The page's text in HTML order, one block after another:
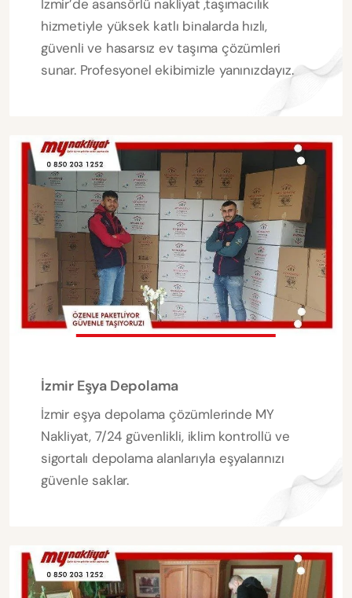
İzmir’de asansörlü nakliyat ,taşımacılık
hizmetiyle yüksek katlı binalarda hızlı,
güvenli ve hasarsız ev taşıma çözümleri
sunar. Profesyonel ekibimizle yanınızdayız.
İzmir Eşya Depolama
İzmir eşya depolama çözümlerinde MY
Nakliyat, 7/24 güvenlikli, iklim kontrollü ve
sigortalı depolama alanlarıyla eşyalarınızı
güvenle saklar.